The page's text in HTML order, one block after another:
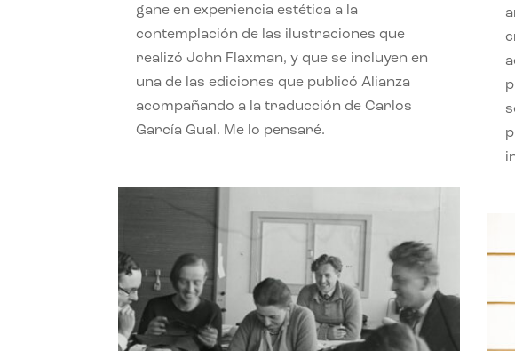
gane en experiencia estética a la
contemplación de las ilustraciones que
realizó John Flaxman, y que se incluyen en
una de las ediciones que publicó Alianza
acompañando a la traducción de Carlos
García Gual. Me lo pensaré.